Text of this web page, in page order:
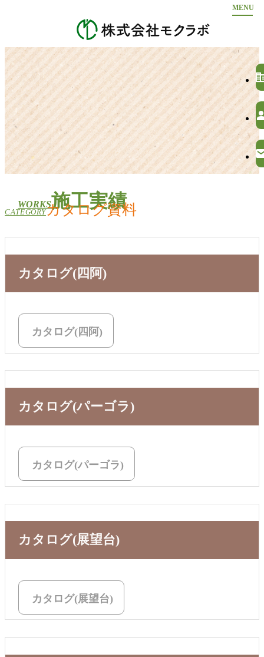
ホーム
酸化亜鉛含浸処理（モックル処理）
ミロモックル商品の主な用途
準不燃木材（タフネン）
施工実績
会社案内
採用情報
お問い合わせ
WORKS施工実績
CATEGORYカタログ資料
カタログ(四阿)
カタログ(四阿)
カタログ(パーゴラ)
カタログ(パーゴラ)
カタログ(展望台)
カタログ(展望台)